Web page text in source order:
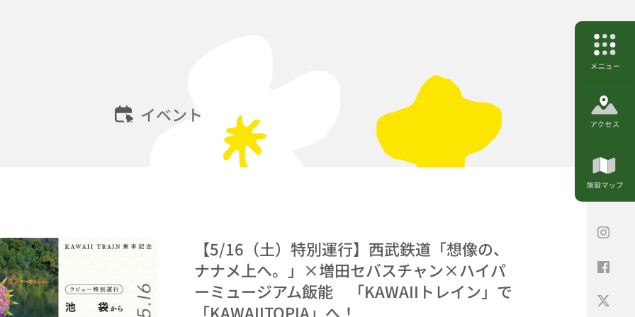
イベント
【5/16（土）特別運行】西武鉄道「想像の、
ナナメ上へ。」×増田セバスチャン×ハイパ
ーミュージアム飯能 「KAWAIIトレイン」で
「KAWAIITOPIA」へ！